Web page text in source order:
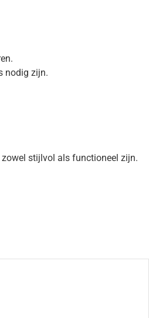
nodig zijn.
stijlvol als functioneel zijn.